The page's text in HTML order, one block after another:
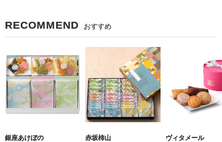
RECOMMEND おすすめ
銀座あけぼの
赤坂柿山
ヴィタメール